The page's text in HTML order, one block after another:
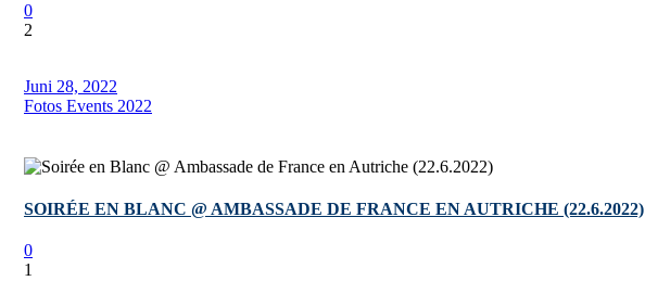
0
2
Juni 28, 2022
Fotos Events 2022
SOIRÉE EN BLANC @ AMBASSADE DE FRANCE EN AUTRICHE (22.6.2022)
0
1